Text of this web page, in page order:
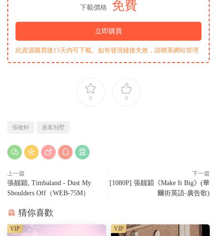
下載價格 免費
立即購買
此資源購買後15天内可下載。如有發現鏈接失效，請聯系網站管理
0 0
張敬軒 過客别墅
上一篇
張靓穎, Timbaland - Dust My
Shoulders Off（WEB-75M）
下一篇
[1080P] 張靓穎《Make It Big》(華
爾街英語-廣告歌)
猜你喜歡
VIP VIP